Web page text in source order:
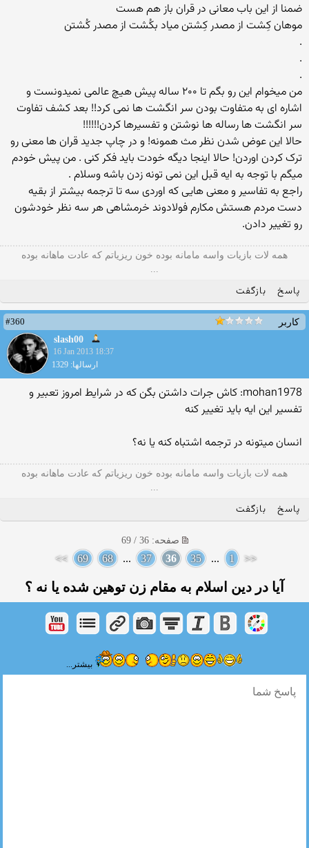
ضمنا از این باب معانی در قران باز هم هست
موهان کِشت از مصدر کِشتن میاد بکُشت از مصدر کُشتن
.
.
.
من میخوام این رو بگم تا ۲۰۰ ساله پیش هیچ عالمی نمیدونست و
اشاره ای به متفاوت بودن سر انگشت ها نمی کرد!! بعد کشف تفاوت
سر انگشت ها رساله ها نوشتن و تفسیرها کردن!!!!!!
حالا این عوض شدن نظر مث همونه! و در چاپ جدید قران ها معنی رو
ترک کردن اوردن! حالا اینجا دیگه خودت باید فکر کنی . من پیش خودم
میگم با توجه به ایه قبل این نمی تونه زدن باشه وسلام .
راجع به تفاسیر و معنی هایی که اوردی سه تا ترجمه بیشتر از بقیه
دست مردم هستش مکارم فولادوند خرمشاهی هر سه نظر خودشون
رو تغییر دادن.
همه لات بازیات واسه مامانه بوده خون ریزیاتم که عادت ماهانه بوده
...
پاسخ بازگفت
کاربر
#360
slash00
16 Jan 2013 18:37
ارسالها: 1329
mohan1978: کاش جرات داشتن بگن که در شرایط امروز تعبیر و
تفسیر این ایه باید تغییر کنه
انسان میتونه در ترجمه اشتباه کنه یا نه؟
همه لات بازیات واسه مامانه بوده خون ریزیاتم که عادت ماهانه بوده
...
پاسخ بازگفت
صفحه: 36 / 69
<<
1
...
35
36
37
...
68
69
>>
آیا در دین اسلام به مقام زن توهین شده یا نه ؟
بیشتر...